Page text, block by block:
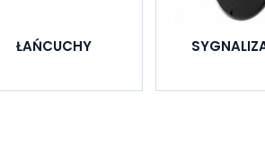
ŁAŃCUCHY